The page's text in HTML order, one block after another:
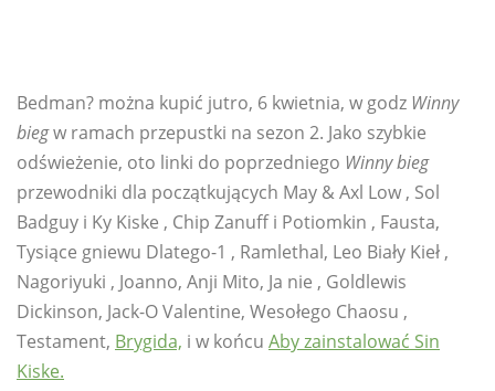
Bedman? można kupić jutro, 6 kwietnia, w godz Winny
biegw ramach przepustki na sezon 2. Jako szybkie
odświeżenie, oto linki do poprzedniego Winny bieg
przewodniki dla początkujących May & Axl Low , Sol
Badguy i Ky Kiske , Chip Zanuff i Potiomkin , Fausta,
Tysiące gniewu Dlatego-1 , Ramlethal, Leo Biały Kieł ,
Nagoriyuki , Joanno, Anji Mito, Ja nie , Goldlewis
Dickinson, Jack-O Valentine, Wesołego Chaosu ,
Testament, Brygida, i w końcu Aby zainstalować Sin
Kiske.